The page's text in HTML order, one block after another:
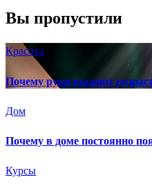
Вы пропустили
Красота
Почему руки выдают
Дом
Почему в доме постоянно
Курсы